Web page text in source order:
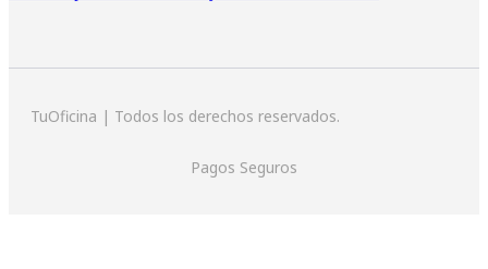
TuOficina | Todos los derechos reservados.
Pagos Seguros